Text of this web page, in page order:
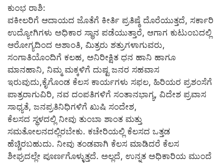
ಕುಂಭ ರಾಶಿ:
ವಕೀಲರಿಗೆ ಆದಾಯದ ಜೊತೆಗೆ ಕೀರ್ತಿ ಪ್ರತಿಷ್ಠೆ ದೊರೆಯುತ್ತದೆ, ಸರ್ಕಾರಿ
ಉದ್ಯೋಗಿಗಳು ಅಧಿಕಾರ ಸ್ಥಾನ ಪಡೆಯುತ್ತಾರೆ, ಆಗಾಗ ಕುಟುಂಬದಲ್ಲಿ
ಆರೋಗ್ಯದಿಂದ ಅಶಾಂತಿ, ಮಿತ್ರರು ಶತ್ರುಗಳಾಗುವರು,
ಸಂಗಾತಿಯೊಂದಿಗೆ ಕಲಹ, ಅನಿರೀಕ್ಷಿತ ಧನ ಹಾನಿ ಹಾಗೂ
ಮಾನಹಾನಿ, ನಿಮ್ಮ ಮಕ್ಕಳಿಗೆ ದುಷ್ಟ ಜನರ ಸಹವಾಸ
ಇರುವುದು,ಕೈಗೊಂಡ ಕೆಲಸ ಕಾರ್ಯಗಳು ಸಫಲ, ಹಿರಿಯರ ಪ್ರಶಂಸೆಗೆ
ಪಾತ್ರರಾಗುವಿರಿ, ನವ ದಂಪತಿಗಳಿಗೆ ಸಂತಾನಭಾಗ್ಯ, ವಿದೇಶ ಪ್ರವಾಸ
ಸಾಧ್ಯತೆ, ಜನಪ್ರತಿನಿಧಿಗಳಿಗೆ ಖುಷಿ ಸಂದೇಶ,
ಕೆಲಸದ ಸ್ಥಳದಲ್ಲಿ ನೀವು ತುಂಬಾ ಶಾಂತ ಮತ್ತು
ಸಮತೋಲನದಲ್ಲಿರಬೇಕು. ಕಚೇರಿಯಲ್ಲಿ ಕೆಲಸದ ಒತ್ತಡ
ಹೆಚ್ಚಿರಬಹುದು. ನೀವು ತಂಡವಾಗಿ ಕೆಲಸ ಮಾಡಿದರೆ ಕೆಲಸ
ಶೀಘ್ರದಲ್ಲೇ ಪೂರ್ಣಗೊಳ್ಳುತ್ತದೆ. ಅಲ್ಲದೆ, ಉನ್ನತ ಅಧಿಕಾರಿಯ ಮುಂದೆ